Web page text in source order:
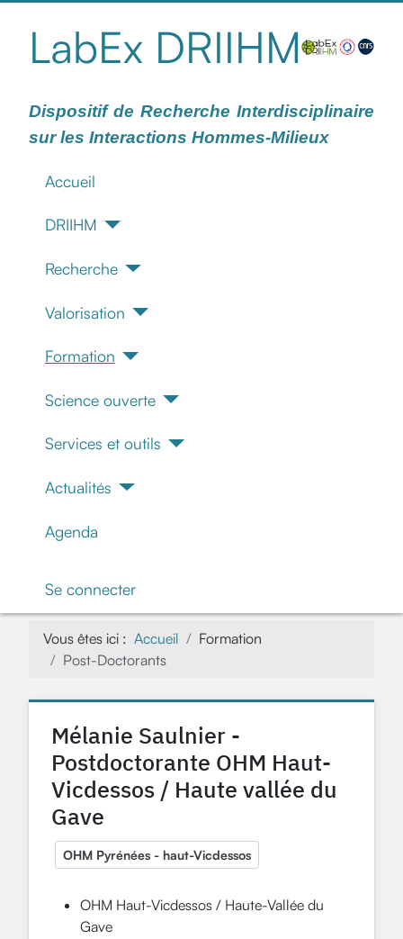
LabEx DRIIHM
Dispositif de Recherche Interdisciplinaire
sur les Interactions Hommes-Milieux
Accueil
DRIIHM
Recherche
Valorisation
Formation
Science ouverte
Services et outils
Actualités
Agenda
Se connecter
Vous êtes ici : Accueil
Formation
Post-Doctorants
Mélanie Saulnier -
Postdoctorante OHM Haut-
Vicdessos / Haute vallée du
Gave
OHM Pyrénées - haut-Vicdessos
OHM Haut-Vicdessos / Haute-Vallée du
Gave